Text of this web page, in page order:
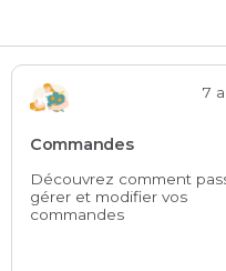
7
Commandes
Découvrez comment
gérer et modifier vos
commandes